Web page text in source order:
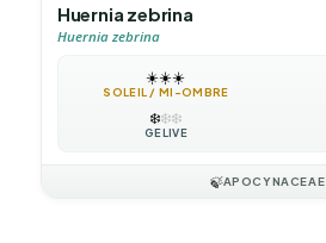
Huernia zebrina
Huernia zebrina
☀️☀️☀️
SOLEIL / MI-OMBRE
❄️❄️❄️
GÉLIVE
🍃APOCYNACEAE